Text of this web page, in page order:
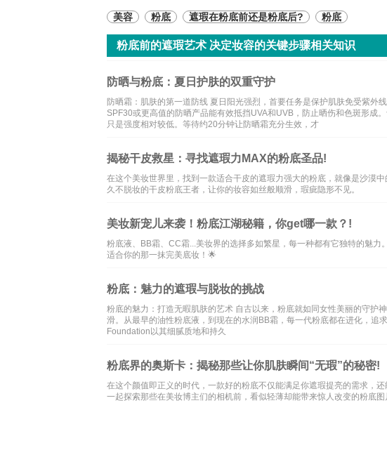
美容 粉底 遮瑕在粉底前还是粉底后? 粉底
粉底前的遮瑕艺术 决定妆容的关键步骤相关知识
防晒与粉底：夏日护肤的双重守护
防晒霜：肌肤的第一道防线 夏日阳光强烈，首要任务是保护肌肤免受紫外
SPF30或更高值的防晒产品能有效抵挡UVA和UVB，防止晒伤和色斑形成
只是强度相对较低。等待约20分钟让防晒霜充分生效，才
揭秘干皮救星：寻找遮瑕力MAX的粉底圣品!
在这个美妆世界里，找到一款适合干皮的遮瑕力强大的粉底，就像是沙漠
久不脱妆的干皮粉底王者，让你的妆容如丝般顺滑，瑕疵隐形不见。
美妆新宠儿来袭！粉底江湖秘籍，你get哪一款？!
粉底液、BB霜、CC霜...美妆界的选择多如繁星，每一种都有它独特的魅
适合你的那一抹完美底妆！🌟
粉底：魅力的遮瑕与脱妆的挑战
粉底的魅力：打造无暇肌肤的艺术 自古以来，粉底就如同女性美丽的守护
滑。从最早的油性粉底液，到现在的水润BB霜，每一代粉底都在进化，追
Foundation以其细腻质地和持久
粉底界的奥斯卡：揭秘那些让你肌肤瞬间“无瑕”的秘密!
在这个颜值即正义的时代，一款好的粉底不仅能满足你遮瑕提亮的需求，
一起探索那些在美妆博主们的相机前，看似轻薄却能带来惊人改变的粉底图